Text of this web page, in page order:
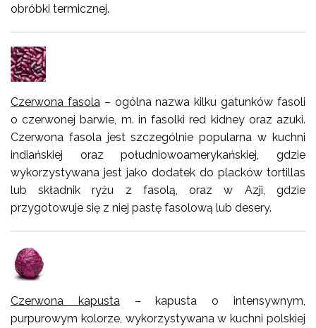
obróbki termicznej.
Czerwona fasola – ogólna nazwa kilku gatunków fasoli
o czerwonej barwie, m. in fasolki red kidney oraz azuki.
Czerwona fasola jest szczególnie popularna w kuchni
indiańskiej oraz południowoamerykańskiej, gdzie
wykorzystywana jest jako dodatek do placków tortillas
lub składnik ryżu z fasolą, oraz w Azji, gdzie
przygotowuje się z niej pastę fasolową lub desery.
Czerwona kapusta – kapusta o intensywnym,
purpurowym kolorze, wykorzystywana w kuchni polskiej